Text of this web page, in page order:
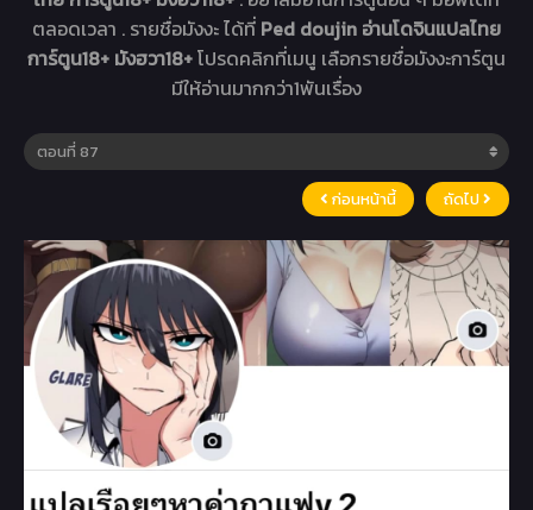
ตลอดเวลา . รายชื่อมังงะ ได้ที่ Ped doujin อ่านโดจินแปลไทย
การ์ตูน18+ มังฮวา18+โปรดคลิกที่เมนู เลือกรายชื่อมังงะการ์ตูน
มีให้อ่านมากกว่า1พันเรื่อง
ก่อนหน้านี้ ถัดไป